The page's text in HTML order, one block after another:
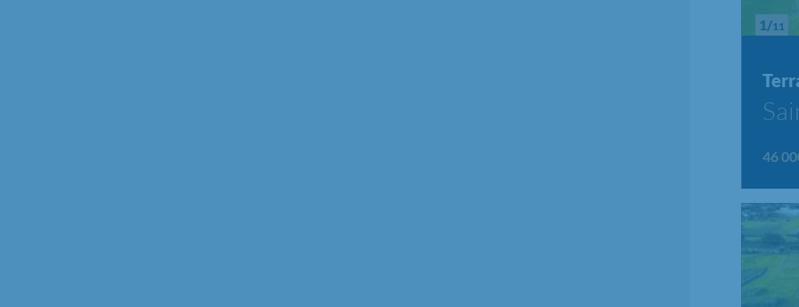
1/11
46